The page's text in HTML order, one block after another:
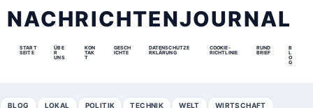
NACHRICHTENJOURNAL
START
SEITE
ÜBE
R
UNS
KON
TAK
T
GESCH
ICHTE
DATENSCHUTZE
RKLÄRUNG
COOKIE-
RICHTLINIE
RUND
BRIEF
B
L
O
G
BLOG LOKAL POLITIK TECHNIK WELT WIRTSCHAFT